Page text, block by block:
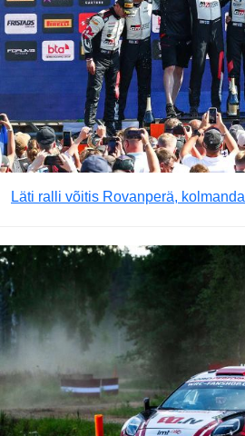
Läti ralli võitis Rovanperä,